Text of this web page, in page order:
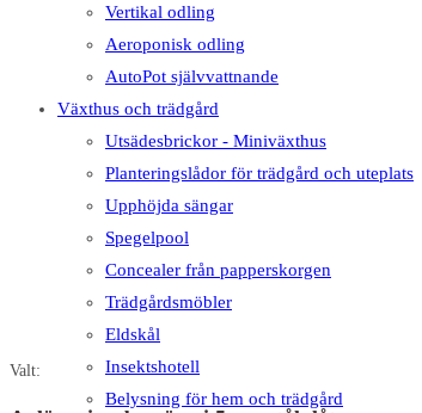
Vertikal odling
Aeroponisk odling
AutoPot självvattnande
Växthus och trädgård
Utsädesbrickor - Miniväxthus
Planteringslådor för trädgård och uteplats
Upphöjda sängar
Spegelpool
Concealer från papperskorgen
Trädgårdsmöbler
Eldskål
Insektshotell
Belysning för hem och trädgård
Valt: